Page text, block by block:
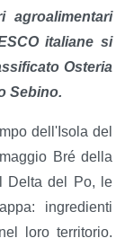
agroalimentari
italiane si
Osteria
Sebino.
dell'Isola del
Bré della
Delta del Po, le
ingredienti
loro territorio.